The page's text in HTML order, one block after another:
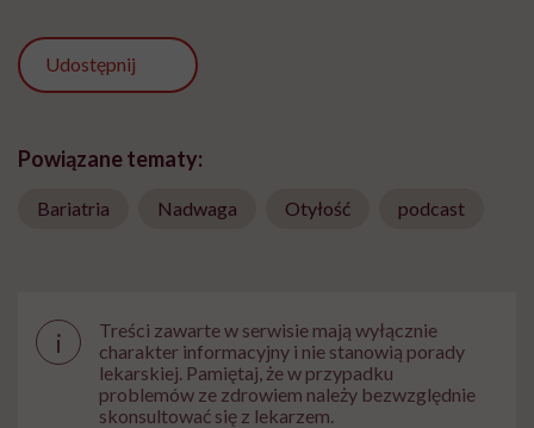
Udostępnij
Powiązane tematy:
Bariatria Nadwaga Otyłość podcast
i
Treści zawarte w serwisie mają wyłącznie
charakter informacyjny i nie stanowią porady
lekarskiej. Pamiętaj, że w przypadku
problemów ze zdrowiem należy bezwzględnie
skonsultować się z lekarzem.